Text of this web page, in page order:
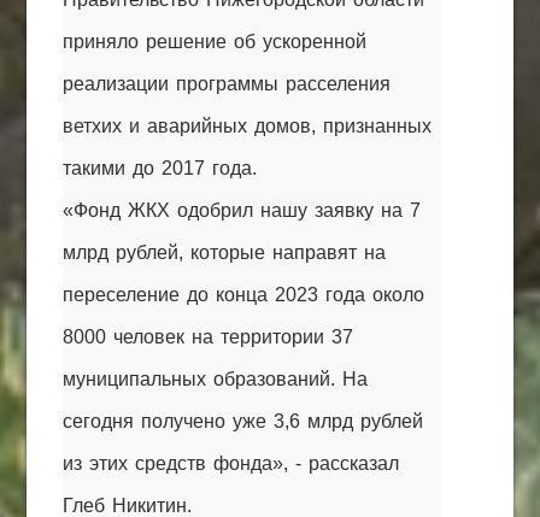
приняло решение об ускоренной
реализации программы расселения
ветхих и аварийных домов, признанных
такими до 2017 года.
«Фонд ЖКХ одобрил нашу заявку на 7
млрд рублей, которые направят на
переселение до конца 2023 года около
8000 человек на территории 37
муниципальных образований. На
сегодня получено уже 3,6 млрд рублей
из этих средств фонда», - рассказал
Глеб Никитин.